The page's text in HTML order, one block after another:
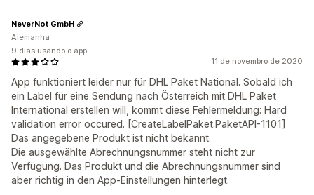
11 de novembro de 2020
App funktioniert leider nur für DHL Paket National. Sobald ich
ein Label für eine Sendung nach Österreich mit DHL Paket
International erstellen will, kommt diese Fehlermeldung: Hard
validation error occured. [CreateLabelPaket.PaketAPI-1101]
Das angegebene Produkt ist nicht bekannt.
Die ausgewählte Abrechnungsnummer steht nicht zur
Verfügung. Das Produkt und die Abrechnungsnummer sind
aber richtig in den App-Einstellungen hinterlegt.
NeverNot GmbH
Alemanha
9 dias usando o app